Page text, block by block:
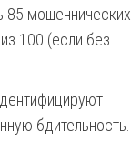
85 мошеннических
100 (если без
бдительность.